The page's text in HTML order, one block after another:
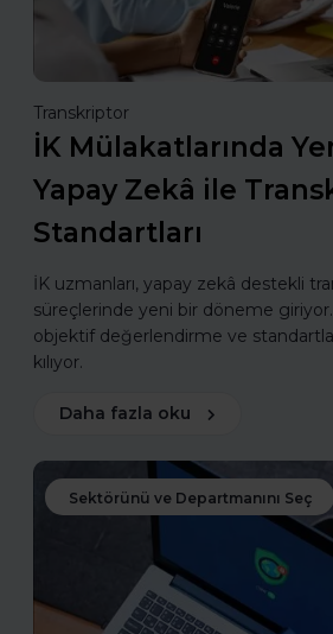
Transkriptor
İK Mülakatlarında
Yapay Zekâ ile
Standartları
İK uzmanları, yapay zekâ destekli
süreçlerinde yeni bir döneme
objektif değerlendirme ve
kılıyor.
Daha fazla oku
Sektörünü ve Departmanını Seç